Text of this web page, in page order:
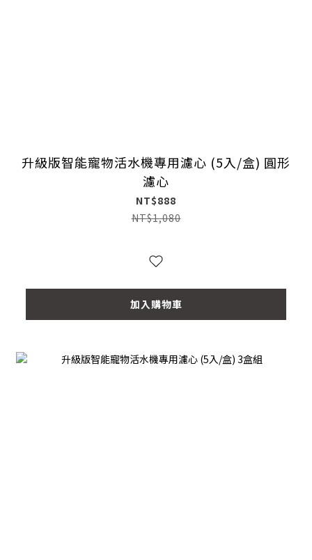
升級版智能寵物活水機專用濾心 (5入/盒) 圓形
濾心
NT$888
NT$1,080
加入購物車